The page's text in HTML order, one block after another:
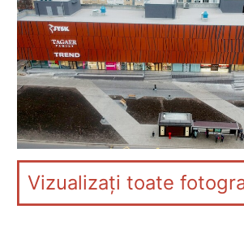
Vizualizați toate